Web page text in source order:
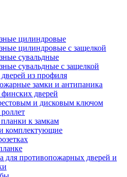
цилиндровые
цилиндровые с защелкой
сувальдные
сувальдные с защелкой
из профиля
замки и антипаника
дверей
и дисковым ключом
к замкам
комплектующие
для противопожарных дверей и